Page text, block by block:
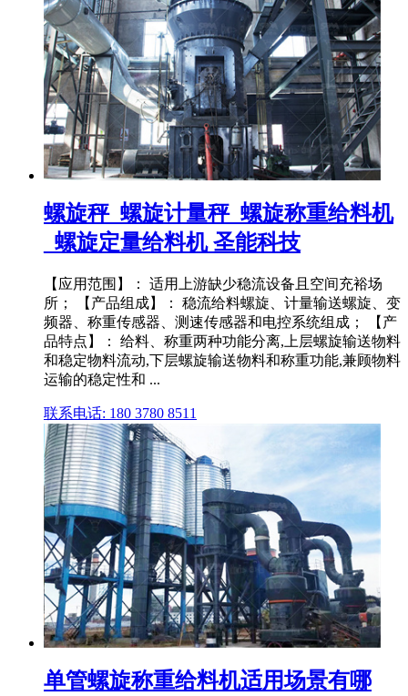
螺旋秤_螺旋计量秤_螺旋称重给料机
_螺旋定量给料机 圣能科技
【应用范围】： 适用上游缺少稳流设备且空间充裕场
所； 【产品组成】： 稳流给料螺旋、计量输送螺旋、变
频器、称重传感器、测速传感器和电控系统组成； 【产
品特点】： 给料、称重两种功能分离,上层螺旋输送物料
和稳定物料流动,下层螺旋输送物料和称重功能,兼顾物料
运输的稳定性和 ...
联系电话: 180 3780 8511
单管螺旋称重给料机适用场景有哪